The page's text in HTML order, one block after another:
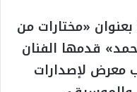
«مختارات من
قدمها الفنان
معرض لإصدارات